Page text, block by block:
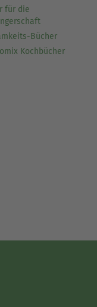
für die
Bücher
Kochbücher